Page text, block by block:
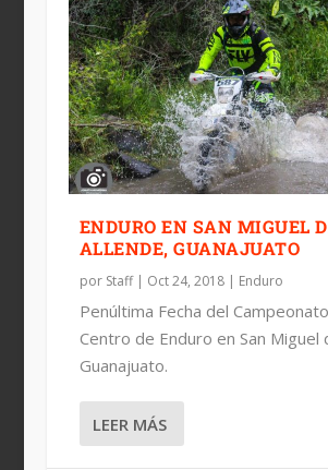
ENDURO EN SAN MIGUEL
ALLENDE, GUANAJUATO
por Staff| Oct 24, 2018| Enduro
Penúltima Fecha del
Centro de Enduro en San Miguel
Guanajuato.
LEER MÁS